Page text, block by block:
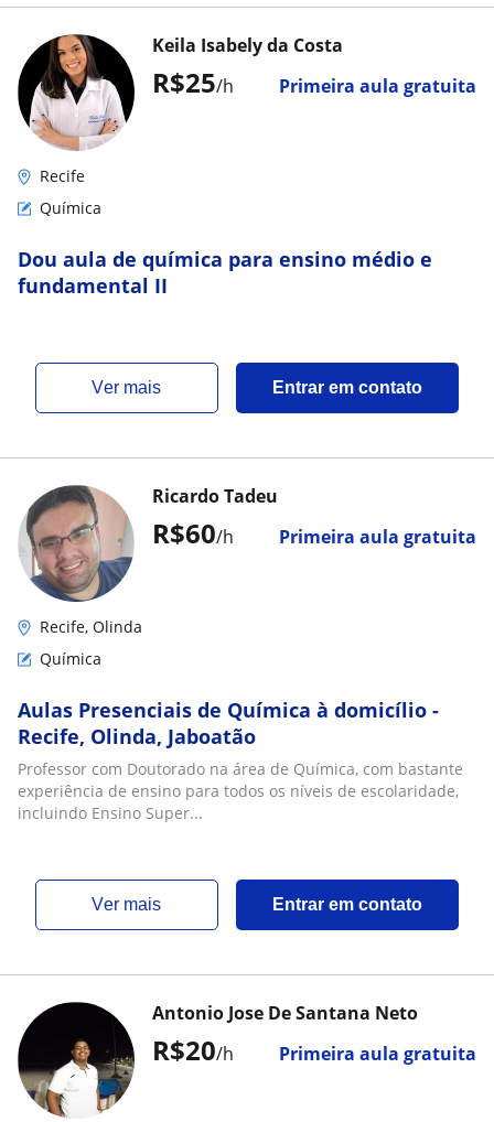
R$25/h Primeira aula gratuita
Keila Isabely da Costa
Recife
Química
Dou aula de química para ensino médio e
fundamental II
ver mais Entrar em contato
R$60/h Primeira aula gratuita
Ricardo Tadeu
Recife, Olinda
Química
Aulas Presenciais de Química à domicílio -
Recife, Olinda, Jaboatão
Professor com Doutorado na área de Química, com bastante
experiência de ensino para todos os níveis de escolaridade,
incluindo Ensino Super...
ver mais Entrar em contato
R$20/h Primeira aula gratuita
Antonio Jose De Santana Neto